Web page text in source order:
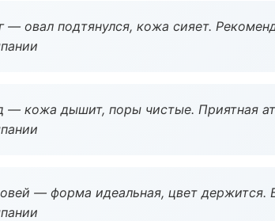
— овал подтянулся, кожа сияет.
— кожа дышит, поры чистые. Приятная
— форма идеальная, цвет держится.